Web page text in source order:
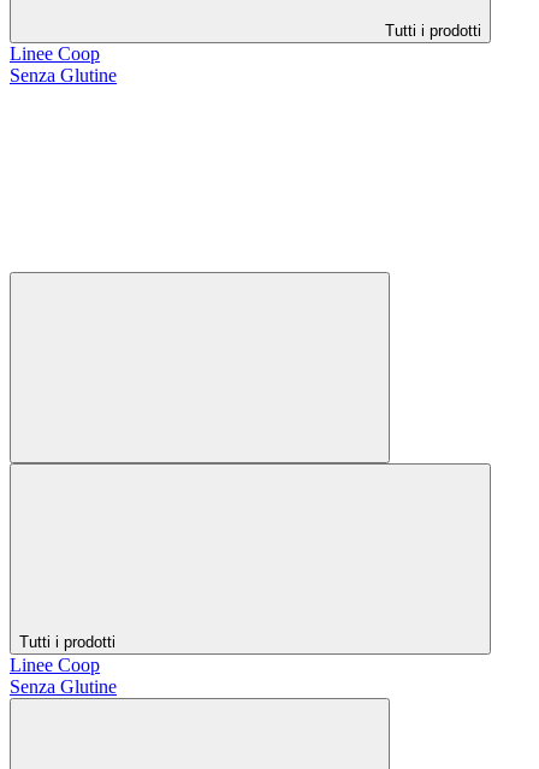
Tutti i prodotti
Linee Coop
Senza Glutine
Tutti i prodotti
Linee Coop
Senza Glutine